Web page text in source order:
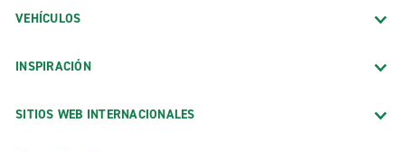
VEHÍCULOS
INSPIRACIÓN
SITIOS WEB INTERNACIONALES